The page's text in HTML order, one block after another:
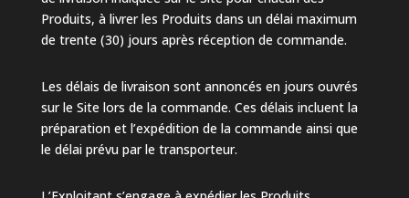
Produits, à livrer les Produits dans un délai maximum
de trente (30) jours après réception de commande.
Les délais de livraison sont annoncés en jours ouvrés
sur le Site lors de la commande. Ces délais incluent la
préparation et l’expédition de la commande ainsi que
le délai prévu par le transporteur.